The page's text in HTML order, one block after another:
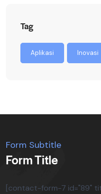
Tag
Aplikasi Inovasi
Form Subtitle
Form Title
[contact-form-7 id="89"